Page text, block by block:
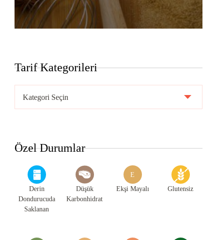
Tarif Kategorileri
Kategorileri
Özel Durumlar
Derin
Dondurucuda
Saklanan
Düşük
Karbonhidrat
E
Ekşi Mayalı Glutensiz